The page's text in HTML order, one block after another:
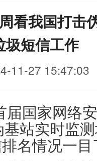
看我国打击
圾短信工作
11-27 15:47:03
届国家网络
站实时监
名情况一目